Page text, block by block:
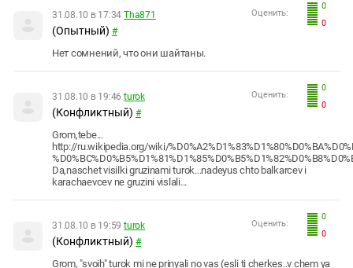
0
0
Оценить:
31.08.10 в 17:34 Tha871
(Опытный) #
Нет сомнений, что они шайтаны.
0
0
Оценить:
31.08.10 в 19:46 turok
(Конфликтный) #
Grom,tebe...
http://ru.wikipedia.org/wiki/
Da,naschet visilki gruzinami turok...nadeyus chto balkarcev i
karachaevcev ne gruzini vislali...
0
0
Оценить:
31.08.10 в 19:59 turok
(Конфликтный) #
Grom, "svoih" turok mi ne prinyali no vas (esli ti cherkes..v chem ya